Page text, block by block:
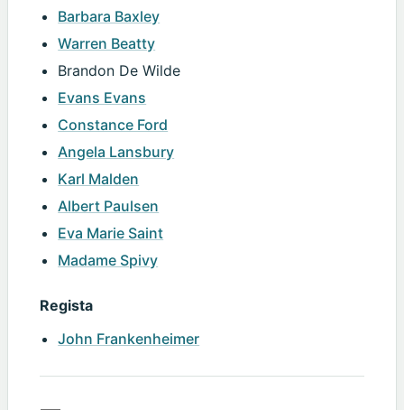
Barbara Baxley
Warren Beatty
Brandon De Wilde
Evans Evans
Constance Ford
Angela Lansbury
Karl Malden
Albert Paulsen
Eva Marie Saint
Madame Spivy
Regista
John Frankenheimer